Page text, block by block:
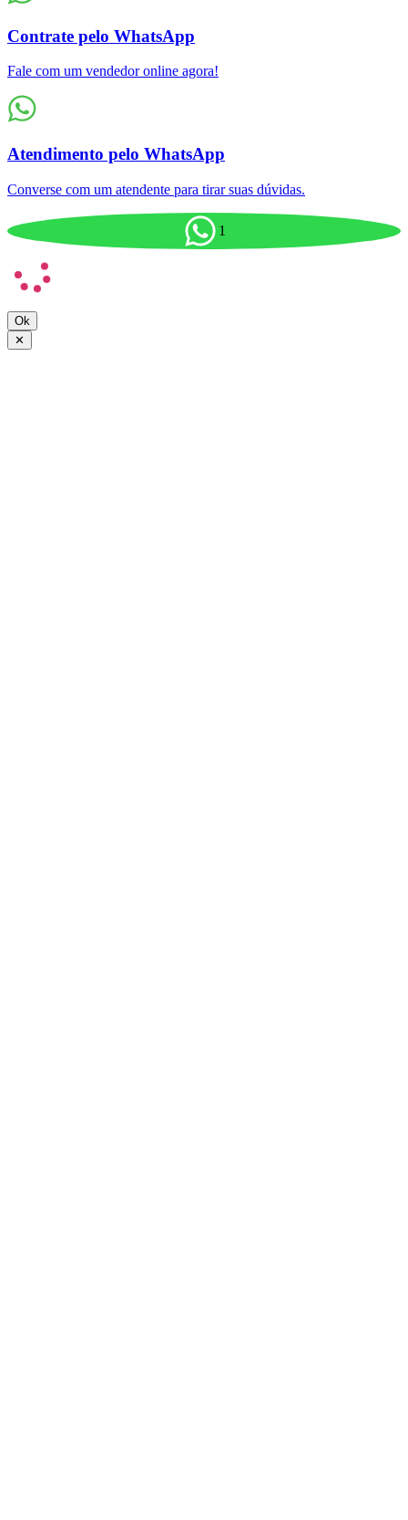
Contrate pelo WhatsApp
Fale com um vendedor online agora!
Atendimento pelo WhatsApp
Converse com um atendente para tirar suas dúvidas.
1
Ok
✕